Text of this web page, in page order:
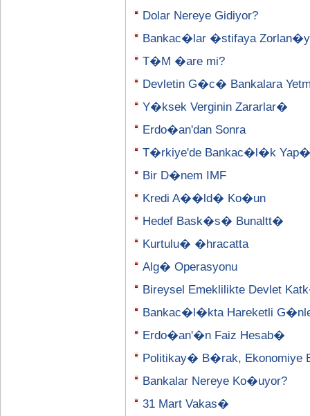
Dolar Nereye Gidiyor?
Bankac�lar �stifaya
T�M �are mi?
Devletin G�c� Bankalara
Y�ksek Verginin Zararlar�
Erdo�an'dan Sonra
T�rkiye'de Bankac�l�k
Bir D�nem IMF
Kredi A��ld� Ko�un
Hedef Bask�s� Bunaltt�
Kurtulu� �hracatta
Alg� Operasyonu
Bireysel Emeklilikte Devlet
Bankac�l�kta Hareketli
Erdo�an'�n Faiz Hesab�
Politikay� B�rak, Ekonomiye
Bankalar Nereye Ko�uyor?
31 Mart Vakas�